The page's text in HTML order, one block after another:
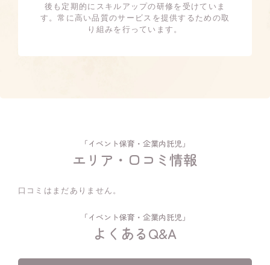
後も定期的にスキルアップの研修を受けていま
す。常に高い品質のサービスを提供するための取
り組みを行っています。
「イベント保育・企業内託児」
エリア・口コミ情報
口コミはまだありません。
「イベント保育・企業内託児」
よくあるQ&A